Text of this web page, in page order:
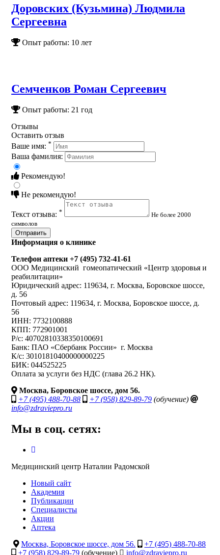
Доровских (Кузьмина) Людмила
Сергеевна
Опыт работы: 10 лет
Семченков Роман Сергеевич
Опыт работы: 21 год
Отзывы
Оставить отзыв
Ваше имя: *
Ваша фамилия:
Рекомендую!
Не рекомендую!
Текст отзыва: *
Не более 2000
символов
Отправить
Информация о клинике
Телефон аптеки +7 (495) 732-41-61
ООО Медицинский гомеопатический «Центр здоровья и
реабилитации»
Юридический адрес: 119634, г. Москва, Боровское шоссе,
д. 56
Почтовый адрес: 119634, г. Москва, Боровское шоссе, д.
56
ИНН: 7732100888
КПП: 772901001
Р/с: 40702810338350100691
Банк: ПАО «Сбербанк России» г. Москва
К/с: 30101810400000000225
БИК: 044525225
Оплата за услуги без НДС (глава 26.2 НК).
Москва, Боровское шоссе, дом 56.
+7 (495) 488-70-88
+7 (958) 829-89-79 (обучение)
info@zdraviepro.ru
Мы в соц. сетях:
Медицинский центр Наталии Радомской
Новый сайт
Академия
Публикации
Специалисты
Акции
Аптека
Москва, Боровское шоссе, дом 56.
+7 (495) 488-70-88
+7 (958) 829-89-79 (обучение) info@zdraviepro.ru